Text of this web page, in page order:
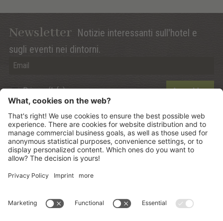
Newsletter Notizie interessanti sull'hotel e
sugli eventi nei dintorni.
Anmelden
Privacy (Info)
©2026Mountain Panoramic Wellness Hotel Dolasilla.CIN:
IT021006A13ZWMYJZ7
.
Sitemap . Credits . Informativa privacy
. produced by